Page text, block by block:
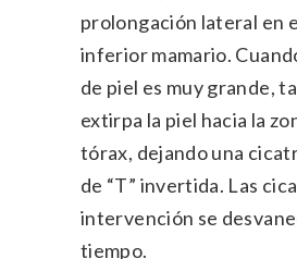
prolongación lateral en
inferior mamario.
de piel es muy grande,
extirpa la piel hacia la
tórax, dejando una
de “T” invertida. Las
intervención se
tiempo.